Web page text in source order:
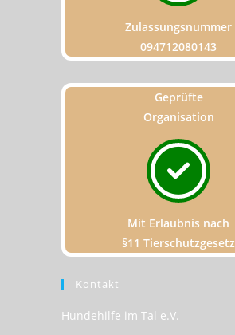
Zulassungsnummer
094712080143
Geprüfte
Organisation
Mit Erlaubnis nach
§11 Tierschutzgesetz
Kontakt
Hundehilfe im Tal e.V.